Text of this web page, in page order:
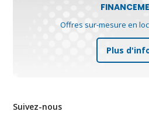
Offres sur-mesure en
Plus
Suivez-nous